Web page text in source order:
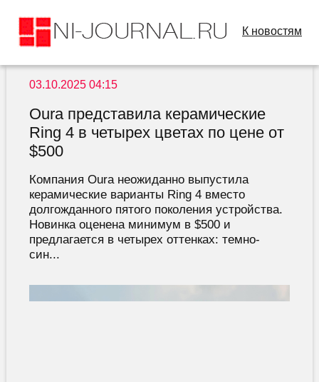
К новостям
03.10.2025 04:15
Oura представила керамические
Ring 4 в четырех цветах по цене от
$500
Компания Oura неожиданно выпустила
керамические варианты Ring 4 вместо
долгожданного пятого поколения устройства.
Новинка оценена минимум в $500 и
предлагается в четырех оттенках: темно-
син...